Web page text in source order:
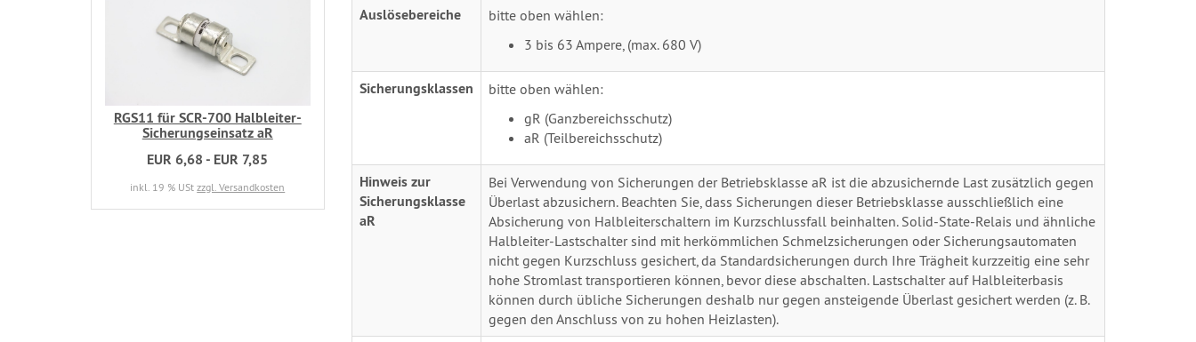
Auslösebereiche
bitte oben wählen:
3 bis 63 Ampere, (max. 680 V)
Sicherungsklassen
bitte oben wählen:
gR (Ganzbereichsschutz)
aR (Teilbereichsschutz)
Hinweis zur
Sicherungsklasse
aR
Bei Verwendung von Sicherungen der Betriebsklasse aR ist die abzusichernde Last zusätzlich gegen
Überlast abzusichern. Beachten Sie, dass Sicherungen dieser Betriebsklasse ausschließlich eine
Absicherung von Halbleiterschaltern im Kurzschlussfall beinhalten. Solid-State-Relais und ähnliche
Halbleiter-Lastschalter sind mit herkömmlichen Schmelzsicherungen oder Sicherungsautomaten
nicht gegen Kurzschluss gesichert, da Standardsicherungen durch Ihre Trägheit kurzzeitig eine sehr
hohe Stromlast transportieren können, bevor diese abschalten. Lastschalter auf Halbleiterbasis
können durch übliche Sicherungen deshalb nur gegen ansteigende Überlast gesichert werden (z. B.
gegen den Anschluss von zu hohen Heizlasten).
RGS11 für SCR-700 Halbleiter-
Sicherungseinsatz aR
EUR 6,68 - EUR 7,85
inkl. 19 % UStzzgl. Versandkosten